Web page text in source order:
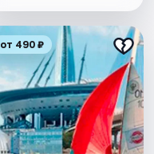
от 490 ₽